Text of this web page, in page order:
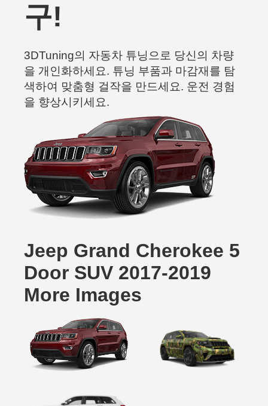
구!
3DTuning의 자동차 튜닝으로 당신의 차량
을 개인화하세요. 튜닝 부품과 마감재를 탐
색하여 맞춤형 걸작을 만드세요. 운전 경험
을 향상시키세요.
Jeep Grand Cherokee 5
Door SUV 2017-2019
More Images